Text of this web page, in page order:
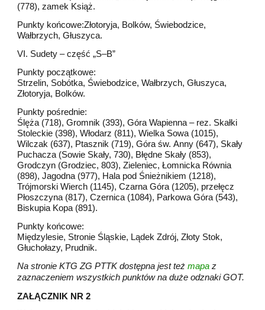
(778), zamek Książ.
Punkty końcowe:Złotoryja, Bolków, Świebodzice,
Wałbrzych, Głuszyca.
VI. Sudety – część „S–B”
Punkty początkowe:
Strzelin, Sobótka, Świebodzice, Wałbrzych, Głuszyca,
Złotoryja, Bolków.
Punkty pośrednie:
Ślęża (718), Gromnik (393), Góra Wapienna – rez. Skałki
Stoleckie (398), Włodarz (811), Wielka Sowa (1015),
Wilczak (637), Ptasznik (719), Góra św. Anny (647), Skały
Puchacza (Sowie Skały, 730), Błędne Skały (853),
Grodczyn (Grodziec, 803), Zieleniec, Łomnicka Równia
(898), Jagodna (977), Hala pod Śnieżnikiem (1218),
Trójmorski Wierch (1145), Czarna Góra (1205), przełęcz
Płoszczyna (817), Czernica (1084), Parkowa Góra (543),
Biskupia Kopa (891).
Punkty końcowe:
Międzylesie, Stronie Śląskie, Lądek Zdrój, Złoty Stok,
Głuchołazy, Prudnik.
Na stronie KTG ZG PTTK dostępna jest też mapaz
zaznaczeniem wszystkich punktów na duże odznaki GOT.
ZAŁĄCZNIK NR 2